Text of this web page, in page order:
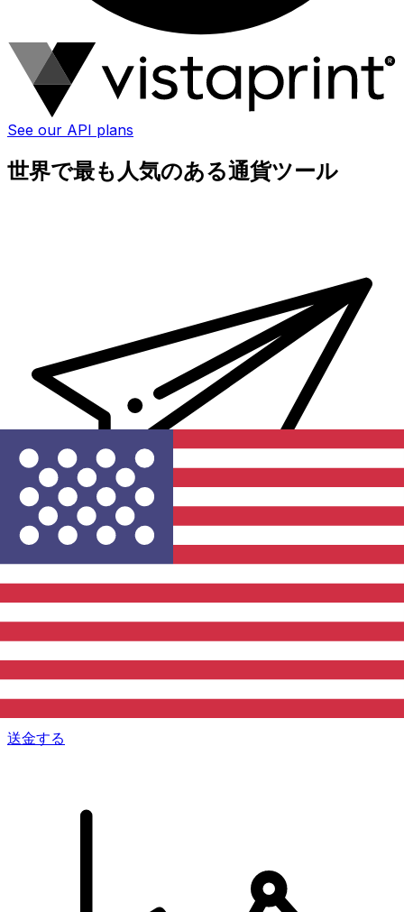
See our API plans
世界で最も人気のある通貨ツール
Xe 国際送金
オンラインの送金が迅速、安全、簡単に行えます。ライブの
追跡と通知に加え、柔軟な配信と支払いオプションをご利用
いただけます。
送金する